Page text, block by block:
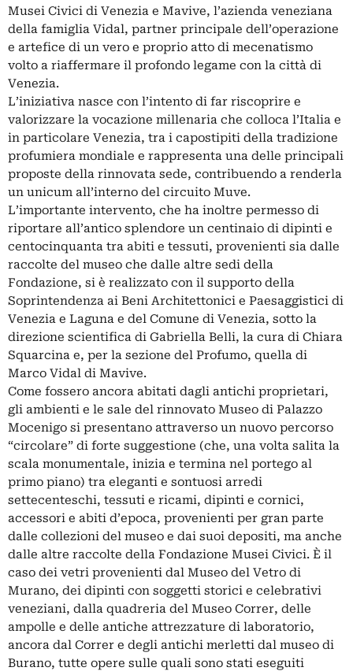
Musei Civici di Venezia e Mavive, l’azienda veneziana
della famiglia Vidal, partner principale dell’operazione
e artefice di un vero e proprio atto di mecenatismo
volto a riaffermare il profondo legame con la città di
Venezia.
L’iniziativa nasce con l’intento di far riscoprire e
valorizzare la vocazione millenaria che colloca l’Italia e
in particolare Venezia, tra i capostipiti della tradizione
profumiera mondiale e rappresenta una delle principali
proposte della rinnovata sede, contribuendo a renderla
un unicum all’interno del circuito Muve.
L’importante intervento, che ha inoltre permesso di
riportare all’antico splendore un centinaio di dipinti e
centocinquanta tra abiti e tessuti, provenienti sia dalle
raccolte del museo che dalle altre sedi della
Fondazione, si è realizzato con il supporto della
Soprintendenza ai Beni Architettonici e Paesaggistici di
Venezia e Laguna e del Comune di Venezia, sotto la
direzione scientifica di Gabriella Belli, la cura di Chiara
Squarcina e, per la sezione del Profumo, quella di
Marco Vidal di Mavive.
Come fossero ancora abitati dagli antichi proprietari,
gli ambienti e le sale del rinnovato Museo di Palazzo
Mocenigo si presentano attraverso un nuovo percorso
“circolare” di forte suggestione (che, una volta salita la
scala monumentale, inizia e termina nel portego al
primo piano) tra eleganti e sontuosi arredi
settecenteschi, tessuti e ricami, dipinti e cornici,
accessori e abiti d’epoca, provenienti per gran parte
dalle collezioni del museo e dai suoi depositi, ma anche
dalle altre raccolte della Fondazione Musei Civici. È il
caso dei vetri provenienti dal Museo del Vetro di
Murano, dei dipinti con soggetti storici e celebrativi
veneziani, dalla quadreria del Museo Correr, delle
ampolle e delle antiche attrezzature di laboratorio,
ancora dal Correr e degli antichi merletti dal museo di
Burano, tutte opere sulle quali sono stati eseguiti